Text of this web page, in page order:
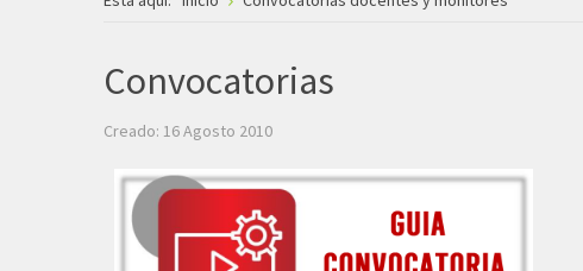
Convocatorias
Creado: 16 Agosto 2010